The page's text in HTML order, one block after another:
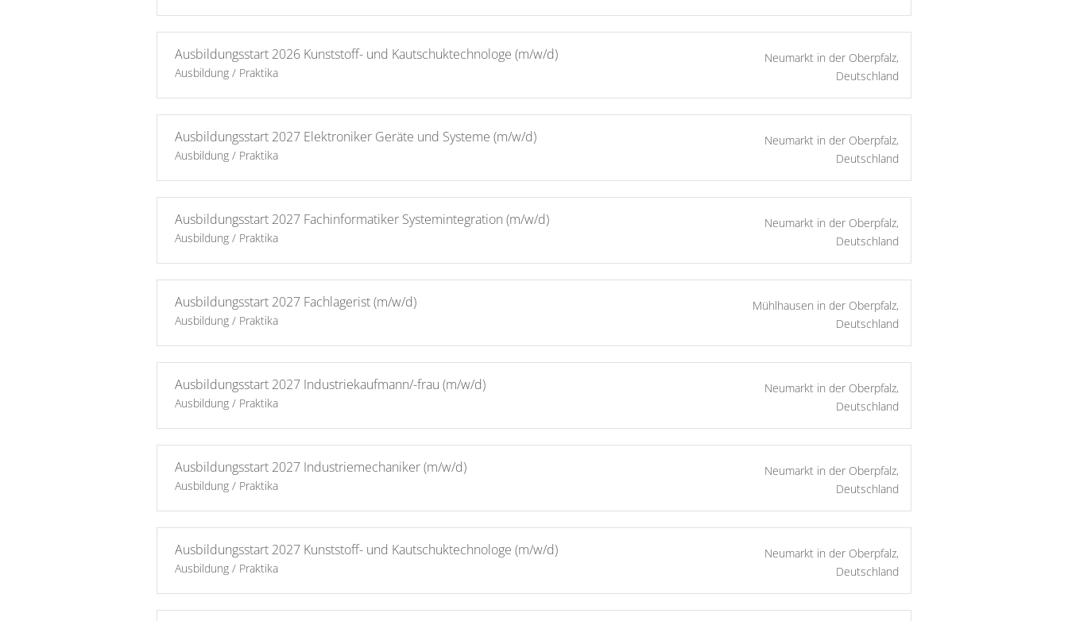
Ausbildungsstart 2026 Kunststoff- und Kautschuktechnologe (m/w/d)
Ausbildung / Praktika
Neumarkt in der Oberpfalz,
Deutschland
Ausbildungsstart 2027 Elektroniker Geräte und Systeme (m/w/d)
Ausbildung / Praktika
Neumarkt in der Oberpfalz,
Deutschland
Ausbildungsstart 2027 Fachinformatiker Systemintegration (m/w/d)
Ausbildung / Praktika
Neumarkt in der Oberpfalz,
Deutschland
Ausbildungsstart 2027 Fachlagerist (m/w/d)
Ausbildung / Praktika
Mühlhausen in der Oberpfalz,
Deutschland
Ausbildungsstart 2027 Industriekaufmann/-frau (m/w/d)
Ausbildung / Praktika
Neumarkt in der Oberpfalz,
Deutschland
Ausbildungsstart 2027 Industriemechaniker (m/w/d)
Ausbildung / Praktika
Neumarkt in der Oberpfalz,
Deutschland
Ausbildungsstart 2027 Kunststoff- und Kautschuktechnologe (m/w/d)
Ausbildung / Praktika
Neumarkt in der Oberpfalz,
Deutschland